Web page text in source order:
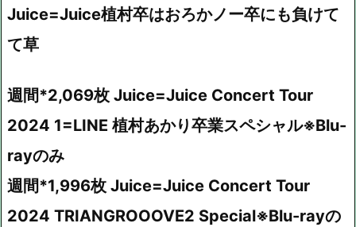
Juice=Juice植村卒はおろかノー卒にも負けて
て草
週間*2,069枚 Juice=Juice Concert Tour
2024 1=LINE 植村あかり卒業スペシャル※Blu-
rayのみ
週間*1,996枚 Juice=Juice Concert Tour
2024 TRIANGROOOVE2 Special※Blu-rayの